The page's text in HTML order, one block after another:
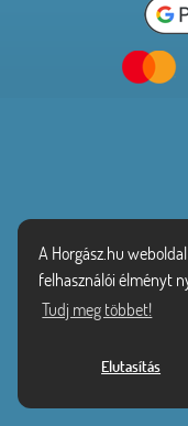
A Horgász.hu
felhasználói élményt
Tudj meg többet!
Elutasítás